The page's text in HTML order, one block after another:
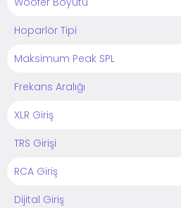
Hoparlör Tipi
Maksimum Peak SPL
Frekans Aralığı
XLR Giriş
TRS Girişi
RCA Giriş
Dijital Giriş